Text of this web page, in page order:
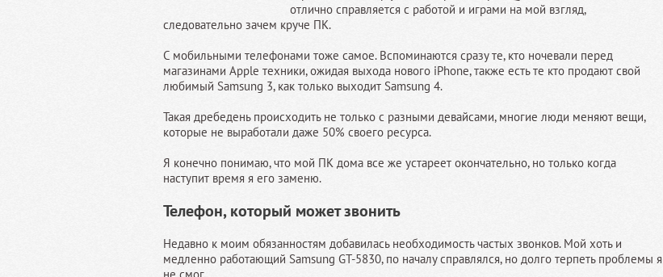
отлично справляется с работой и играми на мой взгляд,
следовательно зачем круче ПК.
С мобильными телефонами тоже самое. Вспоминаются сразу те, кто ночевали перед
магазинами Apple техники, ожидая выхода нового iPhone, также есть те кто продают свой
любимый Samsung 3, как только выходит Samsung 4.
Такая дребедень происходить не только с разными девайсами, многие люди меняют вещи,
которые не выработали даже 50% своего ресурса.
Я конечно понимаю, что мой ПК дома все же устареет окончательно, но только когда
наступит время я его заменю.
Телефон, который может звонить
Недавно к моим обязанностям добавилась необходимость частых звонков. Мой хоть и
медленно работающий Samsung GT-5830, по началу справлялся, но долго терпеть проблемы я